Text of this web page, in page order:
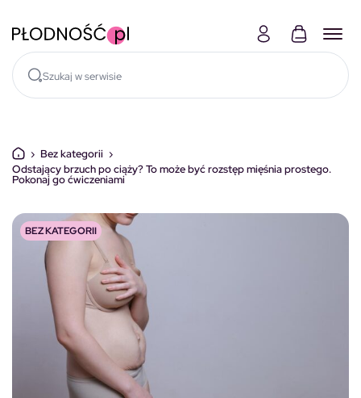
› Bez kategorii ›
Odstający brzuch po ciąży? To może być rozstęp mięśnia prostego.
Pokonaj go ćwiczeniami
BEZ KATEGORII